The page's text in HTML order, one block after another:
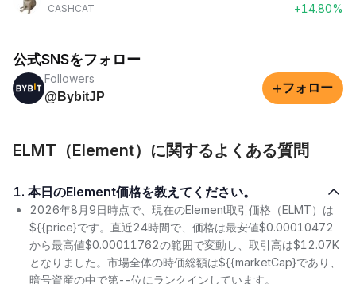
CASHCAT
+14.80%
公式SNSをフォロー
Followers
@BybitJP
+フォロー
ELMT（Element）に関するよくある質問
1. 本日のElement価格を教えてください。
2026年8月9日時点で、現在のElement取引価格（ELMT）は
${{price}です。直近24時間で、価格は最安値$0.00010472
から最高値$0.00011762の範囲で変動し、取引高は$12.07K
となりました。市場全体の時価総額は${{marketCap}であり、
暗号資産の中で第--位にランクインしています。